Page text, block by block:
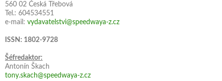
560 02 Česká Třebová
Tel.: 604534551
e-mail: vydavatelstvi@speedwaya-z.cz
ISSN: 1802-9728
Šéfredaktor:
Antonín Škach
tony.skach@speedwaya-z.cz